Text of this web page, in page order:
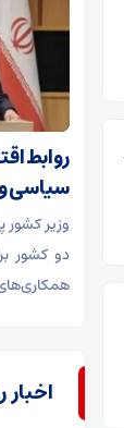
روابط
سیاسی و
وزیر کشور
دو کشور
اخبار